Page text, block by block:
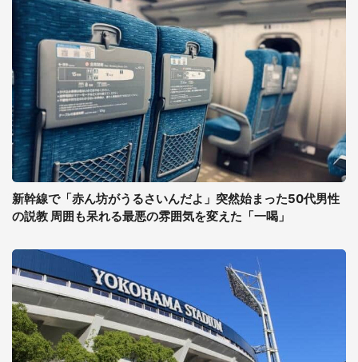
新幹線で「赤ん坊がうるさいんだよ」突然始まった50代男性
の説教 周囲も呆れる最悪の雰囲気を変えた「一喝」